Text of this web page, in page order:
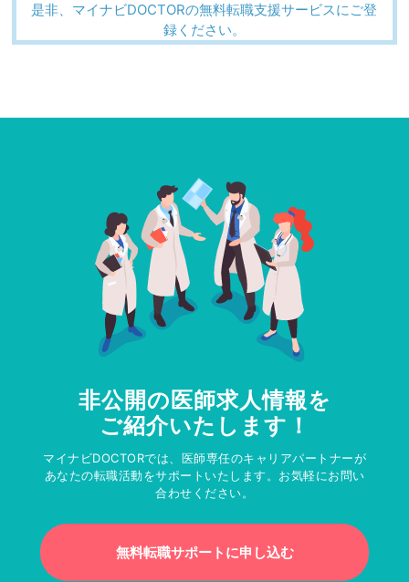
是非、マイナビDOCTORの無料転職支援サービスにご登
録ください。
非公開の医師求人情報を
ご紹介いたします！
マイナビDOCTORでは、医師専任のキャリアパートナーが
あなたの転職活動をサポートいたします。お気軽にお問い
合わせください。
無料転職サポートに申し込む